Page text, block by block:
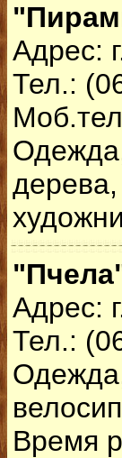
Адрес:
Тел.:
Адрес:
Тел.:
Время